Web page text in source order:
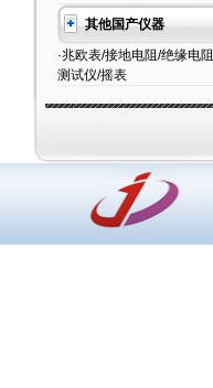
其他国产仪器
·兆欧表/接地电阻/绝缘电阻
测试仪/摇表